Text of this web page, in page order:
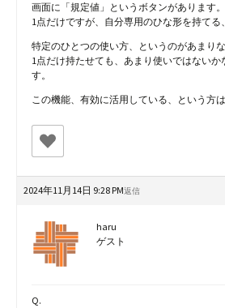
画面に「規定値」というボタンがあります。
1点だけですが、自分専用のひな形を持てる
特定のひとつの使い方、というのがあまりな
1点だけ持たせても、あまり使いではないか
す。
この機能、有効に活用している、という方
2024年11月14日 9:28 PM返信
haru
ゲスト
Q.